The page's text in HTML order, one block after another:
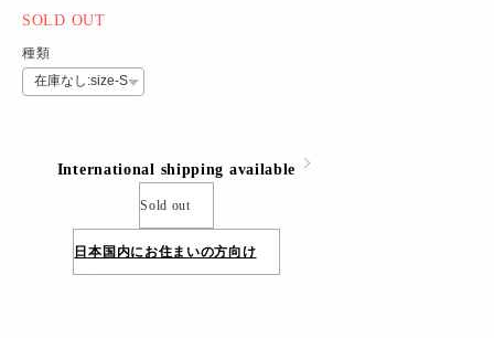
SOLD OUT
種類
International shipping available
Sold out
日本国内にお住まいの方向け